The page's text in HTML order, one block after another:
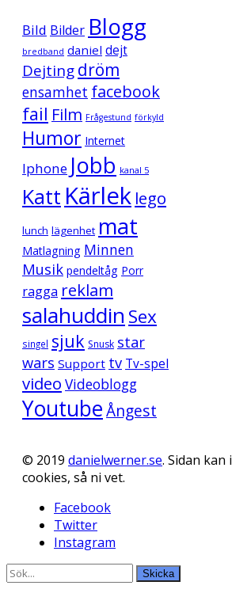
Bild Bilder Blogg
bredband daniel dejt
Dejtingdröm
ensamhet facebook
fail Film Frågestund förkyld
Humor Internet
Iphone Jobb kanal 5
Katt Kärlek lego
lunch lägenhet mat
Matlagning Minnen
Musik pendeltåg Porr
ragga reklam
salahuddin Sex
singel sjuk Snusk star
wars Support tv Tv-spel
video Videoblogg
YoutubeÅngest
© 2019 danielwerner.se. Sidan kan
cookies, så ni vet.
Facebook
Twitter
Instagram
Skicka